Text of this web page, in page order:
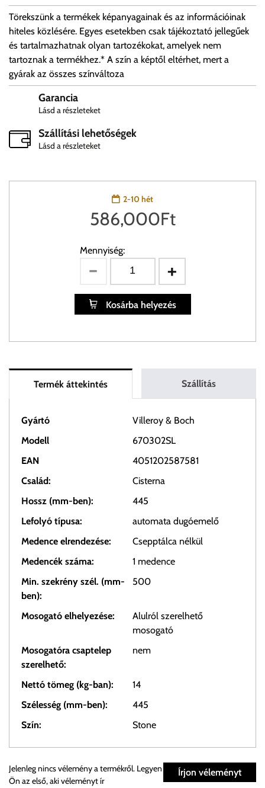
Törekszünk a termékek képanyagainak és az információinak
hiteles közlésére. Egyes esetekben csak tájékoztató jellegűek
és tartalmazhatnak olyan tartozékokat, amelyek nem
tartoznak a termékhez.* A szín a képtől eltérhet, mert a
gyárak az összes színváltoza
Garancia
Lásd a részleteket
Szállítási lehetőségek
Lásd a részleteket
2-10 hét
586,000Ft
Mennyiség:
Kosárba helyezés
Termék áttekintés Szállítás
Gyártó
Villeroy & Boch
Modell
670302SL
EAN
4051202587581
Család:
Cisterna
Hossz (mm-ben):
445
Lefolyó típusa:
automata dugóemelő
Medence elrendezése:
Csepptálca nélkül
Medencék száma:
1 medence
Min. szekrény szél. (mm-
ben):
500
Mosogató elhelyezése:
Alulról szerelhető
mosogató
Mosogatóra csaptelep
szerelhető:
nem
Nettó tömeg (kg-ban):
14
Szélesség (mm-ben):
445
Szín:
Stone
Személyes átvétel:
Írjon véleményt
Jelenleg nincs vélemény a termékről. Legyen
Ön az első, aki véleményt ír